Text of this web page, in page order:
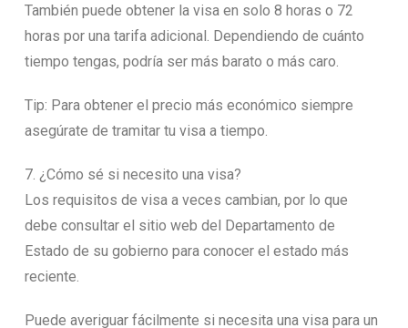
También puede obtener la visa en solo 8 horas o 72
horas por una tarifa adicional. Dependiendo de cuánto
tiempo tengas, podría ser más barato o más caro.
Tip: Para obtener el precio más económico siempre
asegúrate de tramitar tu visa a tiempo.
7. ¿Cómo sé si necesito una visa?
Los requisitos de visa a veces cambian, por lo que
debe consultar el sitio web del Departamento de
Estado de su gobierno para conocer el estado más
reciente.
Puede averiguar fácilmente si necesita una visa para un